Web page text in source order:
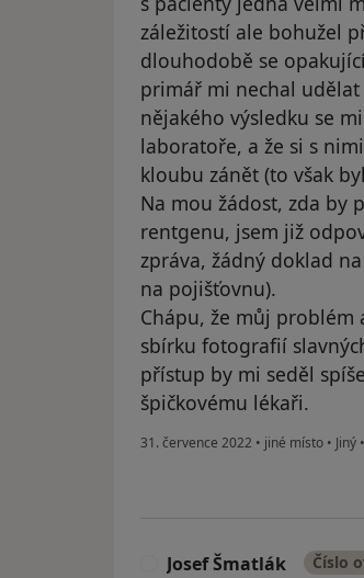
záležitostí ale bohužel
dlouhodobě se
primář mi nechal
nějakého výsledku se
laboratoře, a že si s
kloubu zánět (to však
Na mou žádost, zda by
rentgenu, jsem již
zpráva, žádný doklad
na pojišťovnu).
Chápu, že můj problém
sbírku fotografií
přístup by mi seděl
špičkovému lékaři.
31. července 2022 • jiné místo • Jiný •
Josef Šmatlák Číslo